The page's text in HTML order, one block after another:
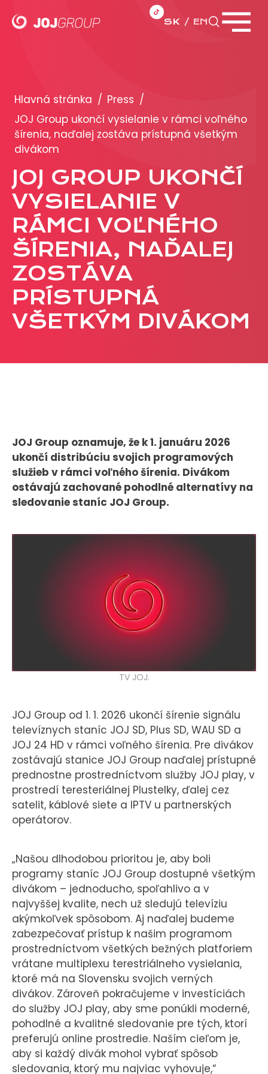
SK EN
Brandy
Produkty
PRODUKCIA
REKLAMA
Viac o reklamných formátoch
Obchodné podmienky
Prezentácia 2026
CASE STUDIES
O NÁS
B2B Rozhovory
VEREJNÉ VYSIELANIE MS 2026
KONTAKT
Hlavná stránka / Press /
JOJ Group ukončí vysielanie v rámci voľného
šírenia, naďalej zostáva prístupná všetkým
divákom
JOJ GROUP UKONČÍ
VYSIELANIE V
RÁMCI VOĽNÉHO
ŠÍRENIA, NAĎALEJ
ZOSTÁVA
PRÍSTUPNÁ
VŠETKÝM DIVÁKOM
JOJ Group oznamuje, že k 1. januáru 2026
ukončí distribúciu svojich programových
služieb v rámci voľného šírenia. Divákom
ostávajú zachované pohodlné alternatívy na
sledovanie staníc JOJ Group.
TV JOJ.
JOJ Group od 1. 1. 2026 ukončí šírenie signálu
televíznych staníc JOJ SD, Plus SD, WAU SD a
JOJ 24 HD v rámci voľného šírenia. Pre divákov
zostávajú stanice JOJ Group naďalej prístupné
prednostne prostredníctvom služby JOJ play, v
prostredí teresteriálnej Plustelky, ďalej cez
satelit, káblové siete a IPTV u partnerských
operátorov.
„Našou dlhodobou prioritou je, aby boli
programy staníc JOJ Group dostupné všetkým
divákom – jednoducho, spoľahlivo a v
najvyššej kvalite, nech už sledujú televíziu
akýmkoľvek spôsobom. Aj naďalej budeme
zabezpečovať prístup k našim programom
prostredníctvom všetkých bežných platforiem
vrátane multiplexu terestriálneho vysielania,
ktoré má na Slovensku svojich verných
divákov. Zároveň pokračujeme v investíciách
do služby JOJ play, aby sme ponúkli moderné,
pohodlné a kvalitné sledovanie pre tých, ktorí
preferujú online prostredie. Naším cieľom je,
aby si každý divák mohol vybrať spôsob
sledovania, ktorý mu najviac vyhovuje,“